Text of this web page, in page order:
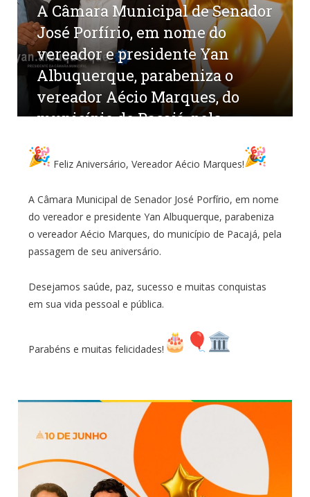
A Câmara Municipal de Senador
José Porfírio, em nome do
vereador e presidente Yan
Albuquerque, parabeniza o
vereador Aécio Marques, do
município de Pacajá, pela
por CR2-ADMIN1 em 10 DE JUNHO DE 2026
0
Feliz Aniversário, Vereador Aécio Marques!
A Câmara Municipal de Senador José Porfírio, em nome
do vereador e presidente Yan Albuquerque, parabeniza
o vereador Aécio Marques, do município de Pacajá, pela
passagem de seu aniversário.
Desejamos saúde, paz, sucesso e muitas conquistas
em sua vida pessoal e pública.
Parabéns e muitas felicidades!